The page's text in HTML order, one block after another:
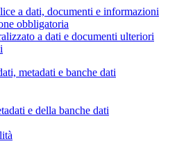
a dati, documenti e informazioni
obbligatoria
a dati e documenti ulteriori
metadati e banche dati
e della banche dati